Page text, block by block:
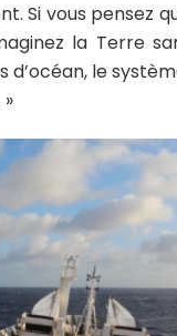
Si vous pensez
la Terre
d’océan, le